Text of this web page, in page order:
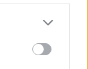
zahradě v
Tokiu uhynuly